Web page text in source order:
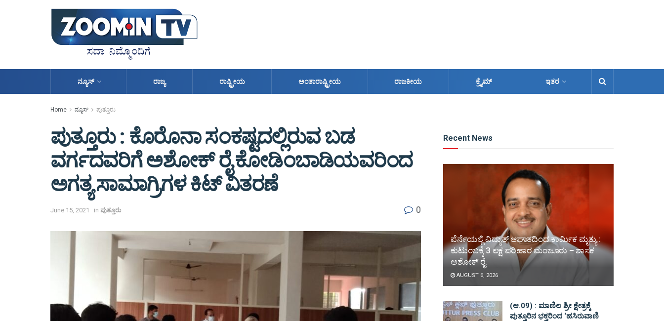
ನ್ಯೂಸ್ ರಾಜ್ಯ ರಾಷ್ಟ್ರೀಯ ಅಂತಾರಾಷ್ಟ್ರೀಯ ರಾಜಕೀಯ ಕ್ರೈಮ್ ಇತರ
Home ನ್ಯೂಸ್ ಪುತ್ತೂರು
ಪುತ್ತೂರು : ಕೊರೊನಾ ಸಂಕಷ್ಟದಲ್ಲಿರುವ ಬಡ
ವರ್ಗದವರಿಗೆ ಅಶೋಕ್ ರೈ ಕೋಡಿಂಬಾಡಿಯವರಿಂದ
ಅಗತ್ಯ ಸಾಮಾಗ್ರಿಗಳ ಕಿಟ್ ವಿತರಣೆ
June 15, 2021 in ಪುತ್ತೂರು 0
Recent News
ಪೆರ್ನೆಯಲ್ಲಿ ವಿದ್ಯುತ್ ಆಘಾತದಿಂದ ಕಾರ್ಮಿಕ ಮೃತ್ಯು :
ಕುಟುಂಬಕ್ಕೆ 3 ಲಕ್ಷ ಪರಿಹಾರ ಮಂಜೂರು – ಶಾಸಕ
ಅಶೋಕ್ ರೈ
AUGUST 6, 2026
(ಆ.09) : ಮಾಣಿಲ ಶ್ರೀ ಕ್ಷೇತ್ರಕ್ಕೆ
ಪುತ್ತೂರಿನ ಭಕ್ತರಿಂದ ‘ಹಸಿರುವಾಣಿ